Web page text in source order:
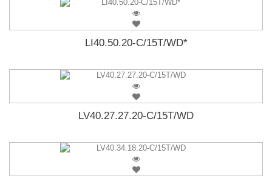
LI40.50.20-C/15T/WD*
LV40.27.27.20-C/15T/WD